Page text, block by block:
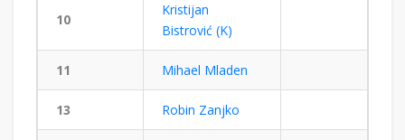
10
Kristijan
Bistrović (K)
11 Mihael Mladen
13 Robin Zanjko